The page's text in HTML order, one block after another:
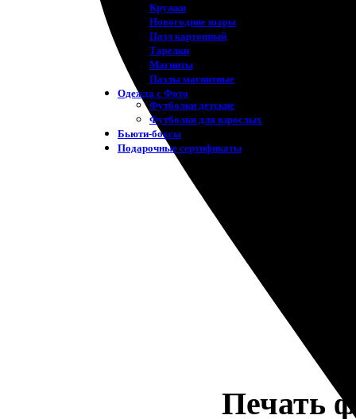
Кружки
Новогодние шары
Пазл картонный
Тарелки
Магниты
Пазлы магнитные
Одежда с Фото
Футболки детские
Футболки для взрослых
Бьюти-боксы
Подарочные сертификаты
Печать